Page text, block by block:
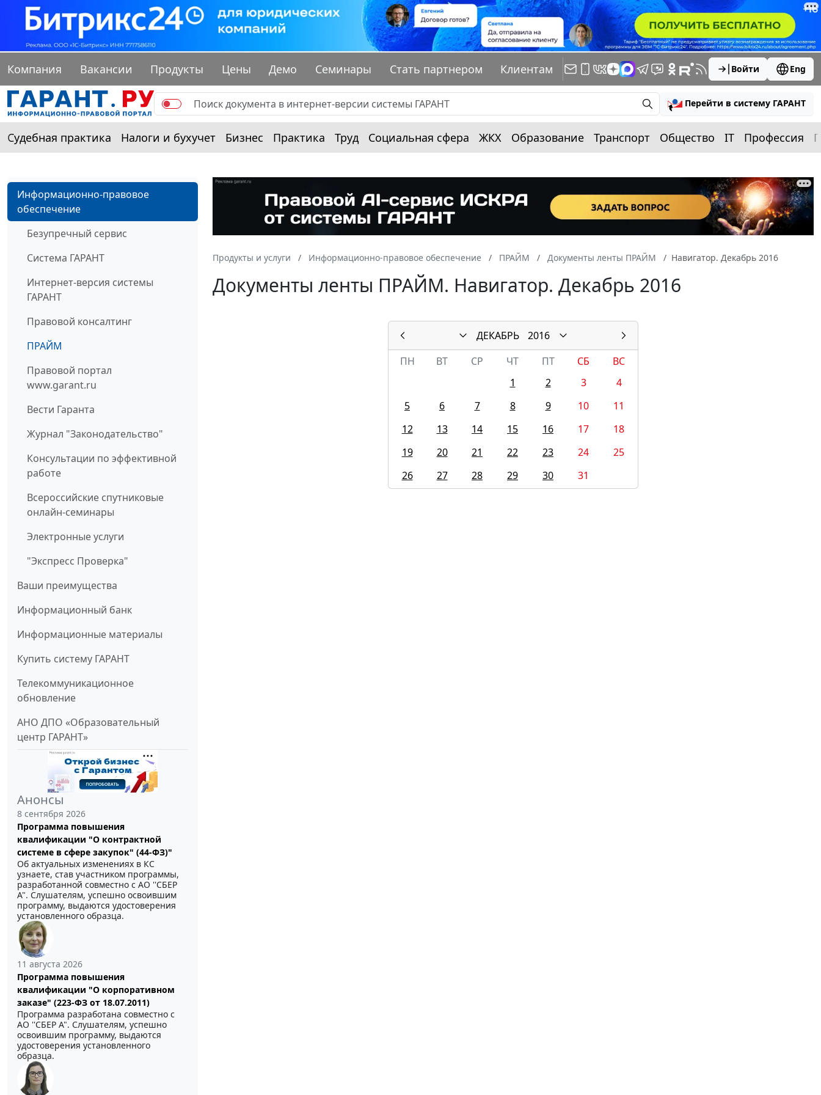
Компания Вакансии Продукты Цены Демо Семинары Стать партнером Клиентам Войти Eng
Перейти в систему ГАРАНТ
Судебная практика Налоги и бухучет Бизнес Практика Труд Социальная сфера ЖКХ Образование Транспорт Общество IT Профессия
Информационно-правовое
обеспечение
Безупречный сервис
Система ГАРАНТ
Интернет-версия системы
ГАРАНТ
Правовой консалтинг
ПРАЙМ
Правовой портал
www.garant.ru
Вести Гаранта
Журнал "Законодательство"
Консультации по эффективной
работе
Всероссийские спутниковые
онлайн-семинары
Электронные услуги
"Экспресс Проверка"
Ваши преимущества
Информационный банк
Информационные материалы
Купить систему ГАРАНТ
Телекоммуникационное
обновление
АНО ДПО «Образовательный
центр ГАРАНТ»
Анонсы
8 сентября 2026
Программа повышения
квалификации "О контрактной
системе в сфере закупок" (44-ФЗ)"
Об актуальных изменениях в КС
узнаете, став участником программы,
разработанной совместно с АО ''СБЕР
А". Слушателям, успешно освоившим
программу, выдаются удостоверения
установленного образца.
11 августа 2026
Программа повышения
квалификации "О корпоративном
заказе" (223-ФЗ от 18.07.2011)
Программа разработана совместно с
АО ''СБЕР А". Слушателям, успешно
освоившим программу, выдаются
удостоверения установленного
образца.
Продукты и услуги Информационно-правовое обеспечение ПРАЙМ Документы ленты ПРАЙМ Навигатор. Декабрь 2016
Документы ленты ПРАЙМ. Навигатор. Декабрь 2016
ДЕКАБРЬ
2016
ПН
ВТ СР ЧТ ПТ СБ
ВС
1
2 3
4
5
6 7 8 9 10
11
12
13 14 15 16 17
18
19
20 21 22 23 24
25
26
27 28 29 30 31